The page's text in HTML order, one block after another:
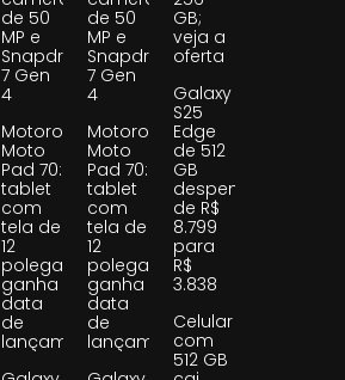
de 50
MP e
Snapdragon
7 Gen
4
Motorola
Moto
Pad 70:
tablet
com
tela de
12
polegadas
ganha
data
de
lançamento
de 50
MP e
Snapdragon
7 Gen
4
Motorola
Moto
Pad 70:
tablet
com
tela de
12
polegadas
ganha
data
de
lançamento
GB;
veja a
oferta
Galaxy
S25
Edge
de 512
GB
despenca
de R$
8.799
para
R$
3.838
Celular
com
512 GB